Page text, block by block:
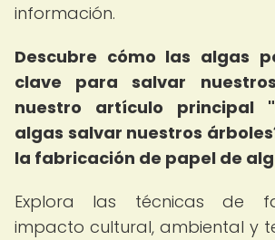
información.
Descubre cómo las algas
clave para salvar
nuestro artículo principal
algas salvar nuestros
la fabricación de papel de
Explora las técnicas de
impacto cultural, ambiental y